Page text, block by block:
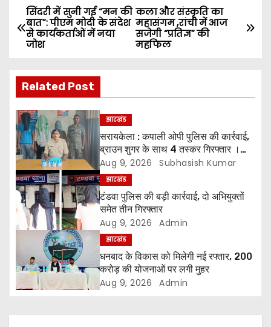
P
o
t
n
a
v
i
g
a
t
कला और संस्कृति का
महासंगम ,रांची में आज
सजेगी “प्रतिज्ञ” की
महफिल
सिंदरी में सुनी गई “मन की
बात”: पीएम मोदी के संदेश
से कार्यकर्ताओं में नया
जोश
Related Post
झारखंड
सरायकेला : कपाली ओपी पुलिस की कार्रवाई,
ब्राउन शुगर के साथ 4 तस्कर गिरफ्तार ।
*चारों को भेजा गया न्यायिक हिरासत में
Aug 9, 2026 Subhasish Kumar
झारखंड
टंडवा पुलिस की बड़ी कार्रवाई, दो अभियुक्तों
समेत तीन गिरफ्तार
Aug 9, 2026 Admin
झारखंड
धनबाद के विकास को मिलेगी नई रफ्तार, 200
करोड़ की योजनाओं पर लगी मुहर
Aug 9, 2026 Admin